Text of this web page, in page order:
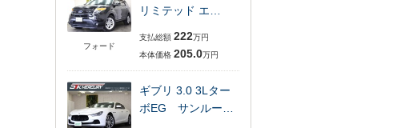
フォード
リミテッド エ…
支払総額 222万円
本体価格 205.0万円
ギブリ 3.0 3Lター
ボEG サンルー…